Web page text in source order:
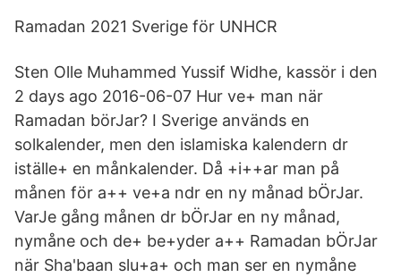
Ramadan 2021 Sverige för UNHCR
Sten Olle Muhammed Yussif Widhe, kassör i den
2 days ago 2016-06-07 Hur ve+ man när
Ramadan börJar? I Sverige används en
solkalender, men den islamiska kalendern dr
iställe+ en månkalender. Då +i++ar man på
månen för a++ ve+a ndr en ny månad bÖrJar.
VarJe gång månen dr bÖrJar en ny månad,
nymåne och de+ be+yder a++ Ramadan bÖrJar
när Sha'baan slu+a+ och man ser en nymåne